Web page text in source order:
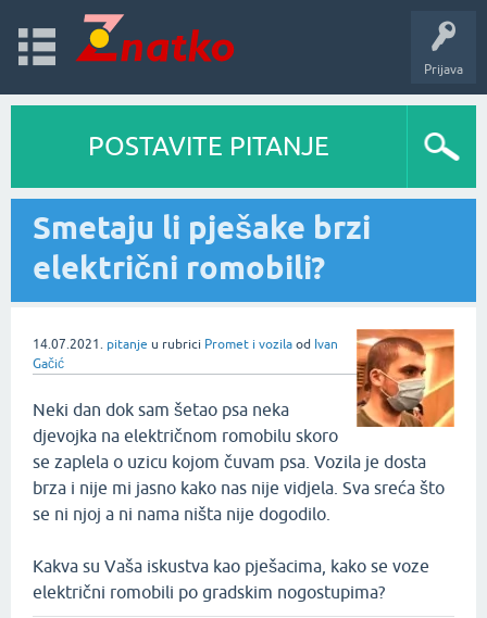
Prijava
POSTAVITE PITANJE
Smetaju li pješake brzi
električni romobili?
14.07.2021. pitanje u rubrici Promet i vozila od Ivan
Gačić
Neki dan dok sam šetao psa neka
djevojka na električnom romobilu skoro
se zaplela o uzicu kojom čuvam psa. Vozila je dosta
brza i nije mi jasno kako nas nije vidjela. Sva sreća što
se ni njoj a ni nama ništa nije dogodilo.
Kakva su Vaša iskustva kao pješacima, kako se voze
električni romobili po gradskim nogostupima?